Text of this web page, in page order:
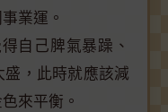
業運。
自己脾氣暴躁、
，此時就應該減
來平衡。